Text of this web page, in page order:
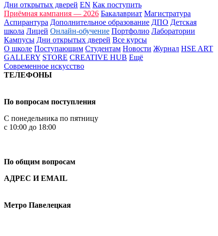
Дни открытых дверей EN Как поступить
Приёмная кампания — 2026 Бакалавриат Магистратура
Аспирантура Дополнительное образование ДПО Детская
школа Лицей Онлайн-обучение Портфолио Лаборатории
Кампусы Дни открытых дверей Все курсы
О школе Поступающим Студентам Новости Журнал HSE ART
GALLERY STORE CREATIVE HUB Ещё
Современное искусство
ТЕЛЕФОНЫ
По вопросам поступления
С понедельника по пятницу
с 10:00 до 18:00
По общим вопросам
АДРЕС И EMAIL
Метро Павелецкая